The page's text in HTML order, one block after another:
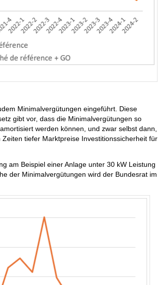
Minimalvergütungen eingeführt. Diese
gibt vor, dass die Minimalvergütungen so
werden können, und zwar selbst dann,
tiefer Marktpreise Investitionssicherheit für
am Beispiel einer Anlage unter 30 kW Leistung
der Minimalvergütungen wird der Bundesrat im